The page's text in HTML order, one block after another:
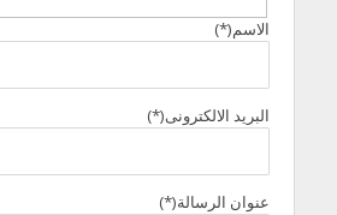
الاسم(*)
البريد الالكترونى(*)
عنوان الرسالة(*)